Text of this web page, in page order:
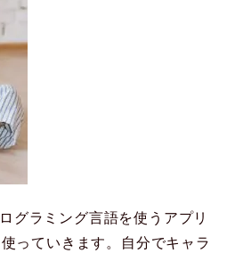
グラミング言語を使うアプリ
っていきます。自分でキャラ